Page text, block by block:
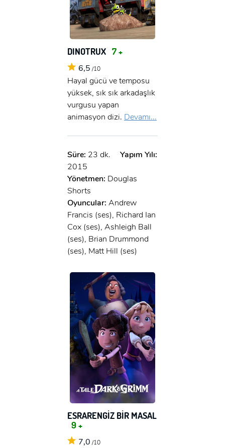
DINOTRUX 7 +
6,5 /10
Hayal gücü ve temposu
yüksek, sık sık arkadaşlık
vurgusu yapan
animasyon dizi. Devamı...
Süre: 23 dk.
Yapım Yılı:
2015
Yönetmen: Douglas
Shorts
Oyuncular: Andrew
Francis (ses), Richard Ian
Cox (ses), Ashleigh Ball
(ses), Brian Drummond
(ses), Matt Hill (ses)
ESRARENGİZ BİR MASAL
9 +
7,0 /10